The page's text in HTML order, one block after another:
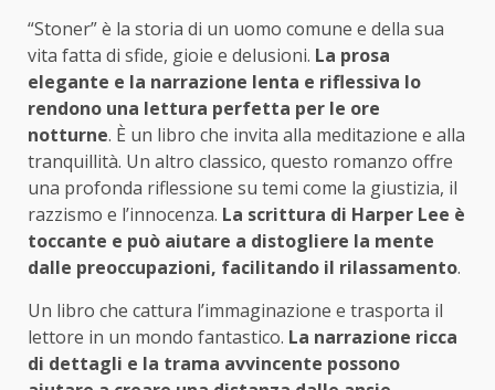
“Stoner” è la storia di un uomo comune e della sua
vita fatta di sfide, gioie e delusioni. La prosa
elegante e la narrazione lenta e riflessiva lo
rendono una lettura perfetta per le ore
notturne. È un libro che invita alla meditazione e alla
tranquillità. Un altro classico, questo romanzo offre
una profonda riflessione su temi come la giustizia, il
razzismo e l’innocenza. La scrittura di Harper Lee è
toccante e può aiutare a distogliere la mente
dalle preoccupazioni, facilitando il rilassamento.
Un libro che cattura l’immaginazione e trasporta il
lettore in un mondo fantastico. La narrazione ricca
di dettagli e la trama avvincente possono